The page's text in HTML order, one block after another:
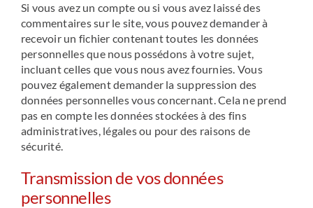
Si vous avez un compte ou si vous avez laissé des
commentaires sur le site, vous pouvez demander à
recevoir un fichier contenant toutes les données
personnelles que nous possédons à votre sujet,
incluant celles que vous nous avez fournies. Vous
pouvez également demander la suppression des
données personnelles vous concernant. Cela ne prend
pas en compte les données stockées à des fins
administratives, légales ou pour des raisons de
sécurité.
Transmission de vos données
personnelles